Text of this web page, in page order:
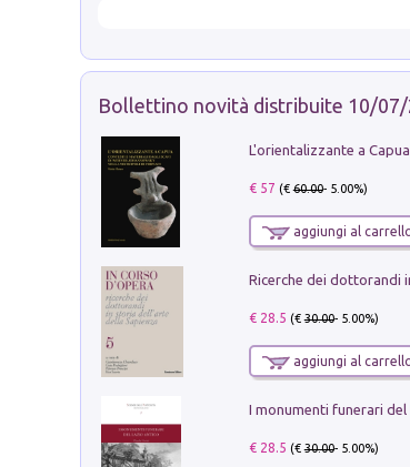
Bollettino novità distribuite 10/07/
€ 57 (€60.00- 5.00%)
aggiungi al
€ 28.5 (€30.00- 5.00%)
aggiungi al
€ 28.5 (€30.00- 5.00%)